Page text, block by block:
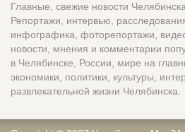
Главные, свежие новости
Репортажи, интервью,
инфографика, фоторепортажи,
новости, мнения и комментарии
в Челябинске, России, мире на
экономики, политики, культуры,
развлекательной жизни Челябинска.